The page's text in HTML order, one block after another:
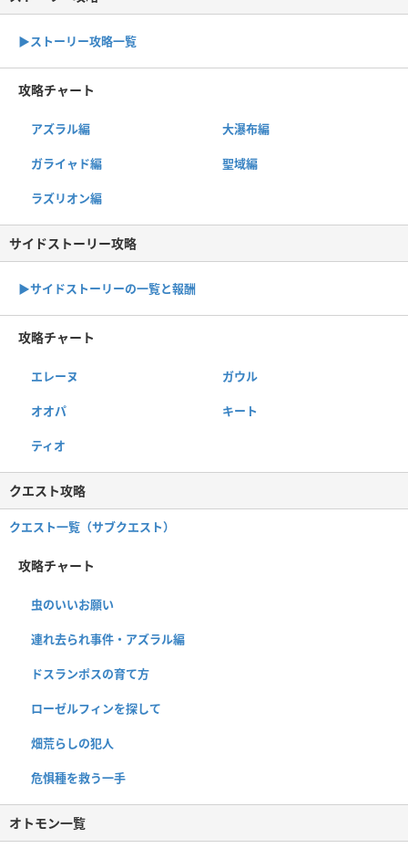
▶︎ストーリー攻略一覧
攻略チャート
アズラル編 大瀑布編
ガライャド編 聖域編
ラズリオン編
サイドストーリー攻略
▶サイドストーリーの一覧と報酬
攻略チャート
エレーヌ ガウル
オオパ キート
ティオ
クエスト攻略
クエスト一覧（サブクエスト）
攻略チャート
虫のいいお願い
連れ去られ事件・アズラル編
ドスランポスの育て方
ローゼルフィンを探して
畑荒らしの犯人
危惧種を救う一手
オトモン一覧